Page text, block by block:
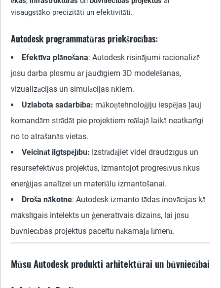
visaugstāko precizitāti un efektivitāti.
Autodesk programmatūras priekšrocības:
Efektīva plānošana: Autodesk risinājumi racionalizē
jūsu darba plūsmu ar jaudīgiem 3D modelēšanas,
vizualizācijas un simulācijas rīkiem.
Uzlabota sadarbība: mākoņtehnoloģiju iespējas ļauj
komandām strādāt pie projektiem reālajā laikā neatkarīgi
no to atrašanās vietas.
Veicināt ilgtspējību: Izstrādājiet videi draudzīgus un
resursefektīvus projektus, izmantojot progresīvus rīkus
enerģijas analīzei un materiālu izmantošanai.
Droša nākotne: Autodesk izmanto tādas inovācijas kā
mākslīgais intelekts un ģeneratīvais dizains, lai jūsu
būvniecības projektus paceltu nākamajā līmenī.
Mūsu Autodesk produkti arhitektūrai un būvniecībai